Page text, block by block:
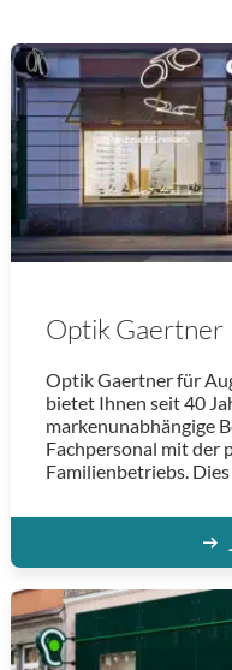
Optik Gaertner
Optik Gaertner für
bietet Ihnen seit 40
markenunabhängige
Fachpersonal mit der
Familienbetriebs.